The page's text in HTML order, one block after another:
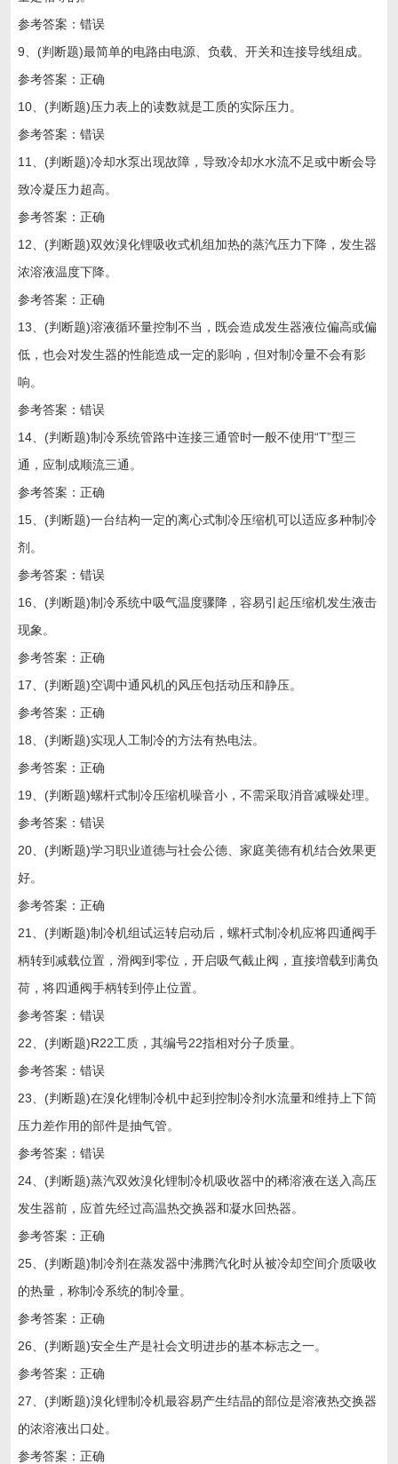
参考答案：错误
9、(判断题)最简单的电路由电源、负载、开关和连接导线组成。
参考答案：正确
10、(判断题)压力表上的读数就是工质的实际压力。
参考答案：错误
11、(判断题)冷却水泵出现故障，导致冷却水水流不足或中断会导
致冷凝压力超高。
参考答案：正确
12、(判断题)双效溴化锂吸收式机组加热的蒸汽压力下降，发生器
浓溶液温度下降。
参考答案：正确
13、(判断题)溶液循环量控制不当，既会造成发生器液位偏高或偏
低，也会对发生器的性能造成一定的影响，但对制冷量不会有影
响。
参考答案：错误
14、(判断题)制冷系统管路中连接三通管时一般不使用“T”型三
通，应制成顺流三通。
参考答案：正确
15、(判断题)一台结构一定的离心式制冷压缩机可以适应多种制冷
剂。
参考答案：错误
16、(判断题)制冷系统中吸气温度骤降，容易引起压缩机发生液击
现象。
参考答案：正确
17、(判断题)空调中通风机的风压包括动压和静压。
参考答案：正确
18、(判断题)实现人工制冷的方法有热电法。
参考答案：正确
19、(判断题)螺杆式制冷压缩机噪音小，不需采取消音减噪处理。
参考答案：错误
20、(判断题)学习职业道德与社会公德、家庭美德有机结合效果更
好。
参考答案：正确
21、(判断题)制冷机组试运转启动后，螺杆式制冷机应将四通阀手
柄转到减载位置，滑阀到零位，开启吸气截止阀，直接増载到满负
荷，将四通阀手柄转到停止位置。
参考答案：错误
22、(判断题)R22工质，其编号22指相对分子质量。
参考答案：错误
23、(判断题)在溴化锂制冷机中起到控制冷剂水流量和维持上下筒
压力差作用的部件是抽气管。
参考答案：错误
24、(判断题)蒸汽双效溴化锂制冷机吸收器中的稀溶液在送入高压
发生器前，应首先经过高温热交换器和凝水回热器。
参考答案：正确
25、(判断题)制冷剂在蒸发器中沸腾汽化时从被冷却空间介质吸收
的热量，称制冷系统的制冷量。
参考答案：正确
26、(判断题)安全生产是社会文明进步的基本标志之一。
参考答案：正确
27、(判断题)溴化锂制冷机最容易产生结晶的部位是溶液热交换器
的浓溶液出口处。
参考答案：正确